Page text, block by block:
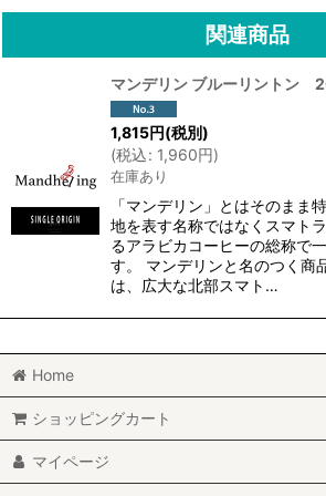
関連商品
マンデリン ブルーリントン
1,815円(税別)
(税込: 1,960円)
在庫あり
「マンデリン」とはそのまま
地を表す名称ではなくスマト
るアラビカコーヒーの総称で
す。 マンデリンと名のつく商
は、広大な北部スマト…
Home
ショッピングカート
マイページ